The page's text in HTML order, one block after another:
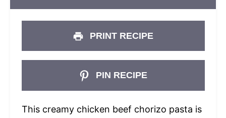
PRINT RECIPE
PIN RECIPE
This creamy chicken beef chorizo pasta is